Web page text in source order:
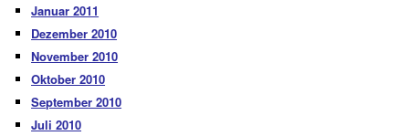
Januar 2011
Dezember 2010
November 2010
Oktober 2010
September 2010
Juli 2010